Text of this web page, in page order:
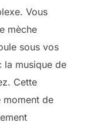
Vous
mèche
sous vos
la musique de
Cette
moment de